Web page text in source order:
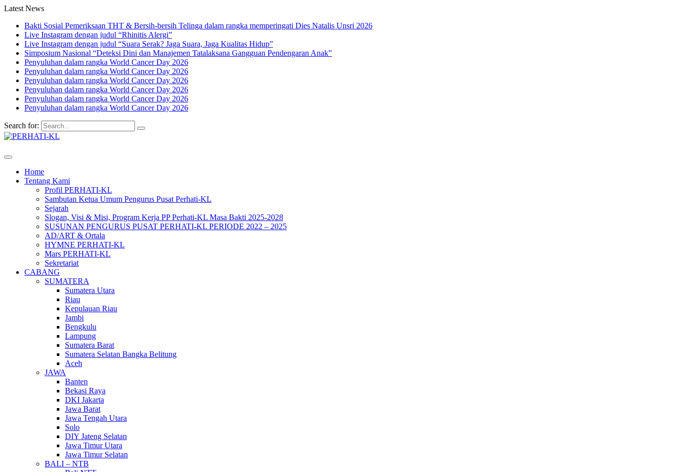
Latest News
Bakti Sosial Pemeriksaan THT & Bersih-bersih Telinga dalam rangka memperingati Dies Natalis Unsri 2026
Live Instagram dengan judul “Rhinitis Alergi”
Live Instagram dengan judul “Suara Serak? Jaga Suara, Jaga Kualitas Hidup”
Simposium Nasional “Deteksi Dini dan Manajemen Tatalaksana Gangguan Pendengaran Anak”
Penyuluhan dalam rangka World Cancer Day 2026
Penyuluhan dalam rangka World Cancer Day 2026
Penyuluhan dalam rangka World Cancer Day 2026
Penyuluhan dalam rangka World Cancer Day 2026
Penyuluhan dalam rangka World Cancer Day 2026
Penyuluhan dalam rangka World Cancer Day 2026
Search for:
Home
Tentang Kami
Profil PERHATI-KL
Sambutan Ketua Umum Pengurus Pusat Perhati-KL
Sejarah
Slogan, Visi & Misi, Program Kerja PP Perhati-KL Masa Bakti 2025-2028
SUSUNAN PENGURUS PUSAT PERHATI-KL PERIODE 2022 – 2025
AD/ART & Ortala
HYMNE PERHATI-KL
Mars PERHATI-KL
Sekretariat
CABANG
SUMATERA
Sumatera Utara
Riau
Kepulauan Riau
Jambi
Bengkulu
Lampung
Sumatera Barat
Sumatera Selatan Bangka Belitung
Aceh
JAWA
Banten
Bekasi Raya
DKI Jakarta
Jawa Barat
Jawa Tengah Utara
Solo
DIY Jateng Selatan
Jawa Timur Utara
Jawa Timur Selatan
BALI – NTB